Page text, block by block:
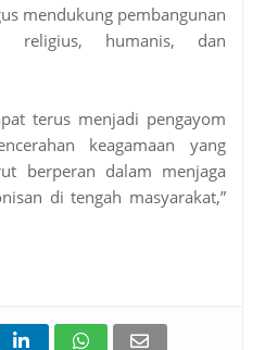
mendukung pembangunan
religius, humanis, dan
terus menjadi pengayom
keagamaan yang
berperan dalam menjaga
di tengah masyarakat,”